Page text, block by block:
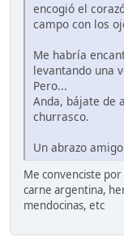
encogió el
campo con los
Me habría
levantando una
Pero...
Anda, bájate de
churrasco.
Un abrazo
Me convenciste
carne argentina,
mendocinas, etc